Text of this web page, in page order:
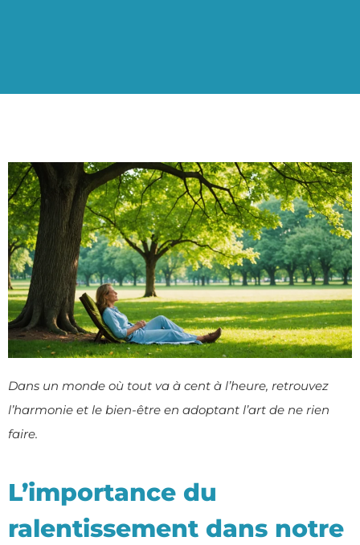
Dans un monde où tout va à cent à l’heure, retrouvez
l’harmonie et le bien-être en adoptant l’art de ne rien
faire.
L’importance du
ralentissement dans notre